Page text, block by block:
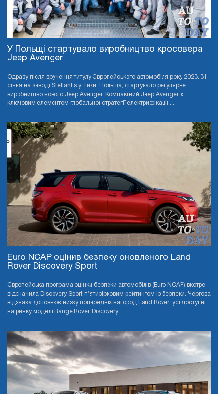
У Польщі стартувало виробництво кросовера
Jeep Avenger
Одразу після вручення титулу Європейського автомобіля року 2023, 31
січня на заводі Stellantis у Тихи, Польща, стартувало регулярне
виробництво нового Jeep Avenger. Компактний Jeep Avenger є
ключовим елементом глобальної стратегії електрифікації ...
Euro NCAP оцінив безпеку оновленого Land
Rover Discovery Sport
Європейська програма оцінки безпеки автомобілів (Euro NCAP) вкотре
відзначила Discovery Sport п’ятизірковим рейтингом із безпеки. Чергова
відзнака доповнює низку попередніх нагород Land Rover: усі доступні
на ринку моделі Range Rover, Discovery ...